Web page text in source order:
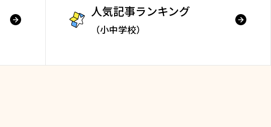
人気記事ランキング
（小中学校）